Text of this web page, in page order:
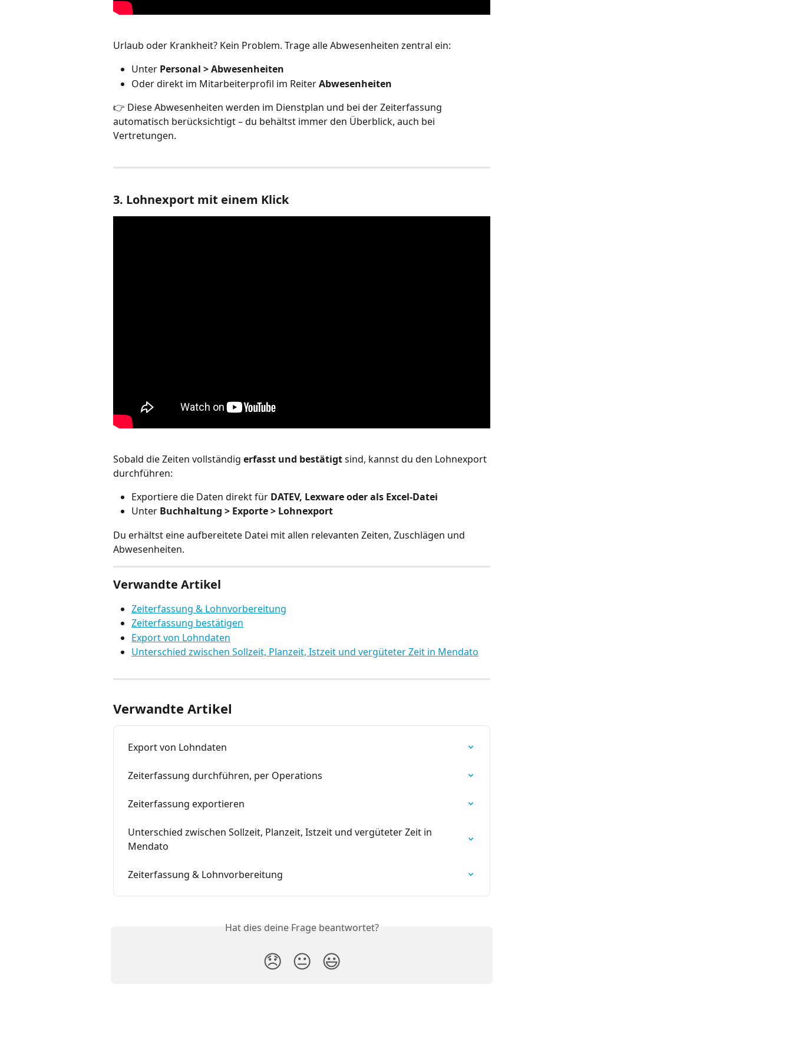
Urlaub oder Krankheit? Kein Problem. Trage alle Abwesenheiten zentral ein:
Unter Personal > Abwesenheiten
Oder direkt im Mitarbeiterprofil im Reiter Abwesenheiten
👉 Diese Abwesenheiten werden im Dienstplan und bei der Zeiterfassung
automatisch berücksichtigt – du behältst immer den Überblick, auch bei
Vertretungen.
3. Lohnexport mit einem Klick
Sobald die Zeiten vollständig erfasst und bestätigt sind, kannst du den Lohnexport
durchführen:
Exportiere die Daten direkt für DATEV, Lexware oder als Excel-Datei
Unter Buchhaltung > Exporte > Lohnexport
Du erhältst eine aufbereitete Datei mit allen relevanten Zeiten, Zuschlägen und
Abwesenheiten.
Verwandte Artikel
Zeiterfassung & Lohnvorbereitung
Zeiterfassung bestätigen
Export von Lohndaten
Unterschied zwischen Sollzeit, Planzeit, Istzeit und vergüteter Zeit in Mendato
Verwandte Artikel
Export von Lohndaten
Zeiterfassung durchführen, per Operations
Zeiterfassung exportieren
Unterschied zwischen Sollzeit, Planzeit, Istzeit und vergüteter Zeit in
Mendato
Zeiterfassung & Lohnvorbereitung
Hat dies deine Frage beantwortet?
😞 😐 😃